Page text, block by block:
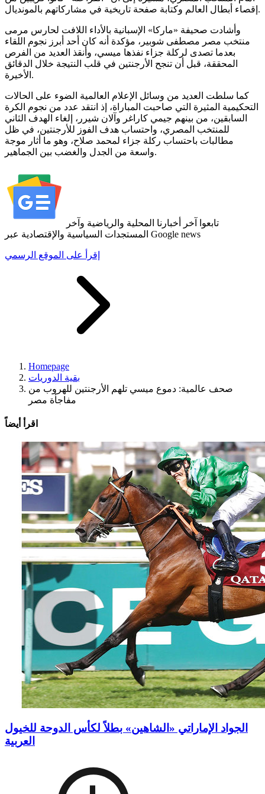
إقصاء أبطال العالم وكتابة صفحة تاريخية في مشاركاتهم بالمونديال.
وأشادت صحيفة «ماركا» الإسبانية بالأداء اللافت لحارس مرمى
منتخب مصر مصطفى شوبير، مؤكدة أنه كان أحد أبرز نجوم اللقاء
بعدما تصدى لركلة جزاء نفذها ميسي، وأنقذ العديد من الفرص
المحققة، قبل أن تنجح الأرجنتين في قلب النتيجة خلال الدقائق
الأخيرة.
كما سلطت العديد من وسائل الإعلام العالمية الضوء على الحالات
التحكيمية المثيرة التي صاحبت المباراة، إذ انتقد عدد من نجوم الكرة
السابقين، من بينهم جيمي كاراغر وآلان شيرر، إلغاء الهدف الثاني
للمنتخب المصري، واحتساب هدف الفوز للأرجنتين، في ظل
مطالبات باحتساب ركلة جزاء لمحمد صلاح، وهو ما أثار موجة
واسعة من الجدل والغضب بين الجماهير.
المستجدات السياسية والإقتصادية عبر Google news
إقرأ على الموقع الرسمي
Homepage
بقية الدوريات
صحف عالمية: دموع ميسي تلهم الأرجنتين للهروب من
مفاجأة مصر
اقرأ أيضاً
الجواد الإماراتي «الشاهين» بطلاً لكأس الدوحة للخيول
العربية